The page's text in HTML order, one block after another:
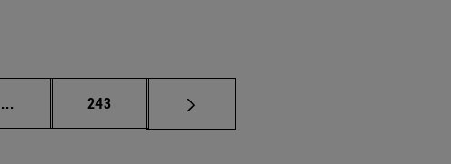
... Páginas intermedias Use TAB para desplazarse.
Página
243